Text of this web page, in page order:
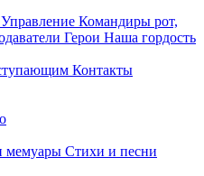
Управление Командиры рот,
Герои Наша гордость
Контакты
мемуары Стихи и песни